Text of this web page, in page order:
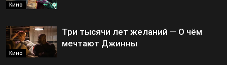
Кино
Кино
Три тысячи лет желаний — О чём
мечтают Джинны